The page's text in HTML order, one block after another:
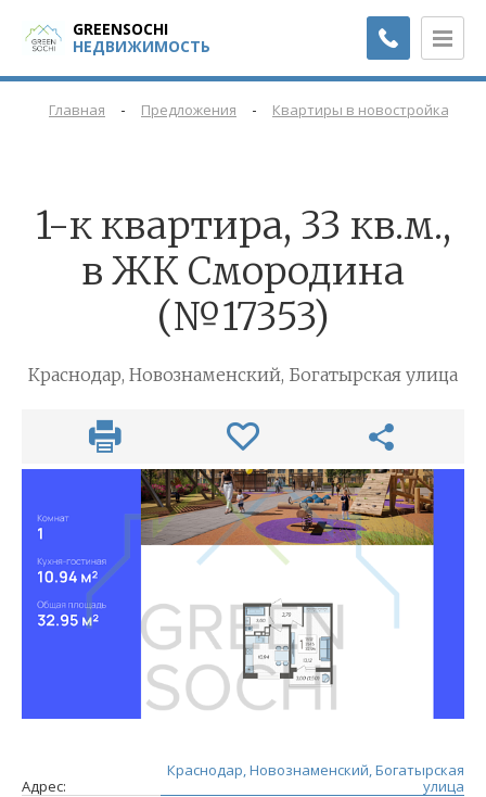
GREENSOCHI
НЕДВИЖИМОСТЬ
Главная - Предложения - Квартиры в новостройках
1-к квартира, 33 кв.м.,
в ЖК Смородина
(№17353)
Краснодар, Новознаменский, Богатырская улица
Адрес:
Краснодар, Новознаменский, Богатырская
улица